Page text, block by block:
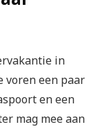
in
voren een paar
en een
mag mee aan